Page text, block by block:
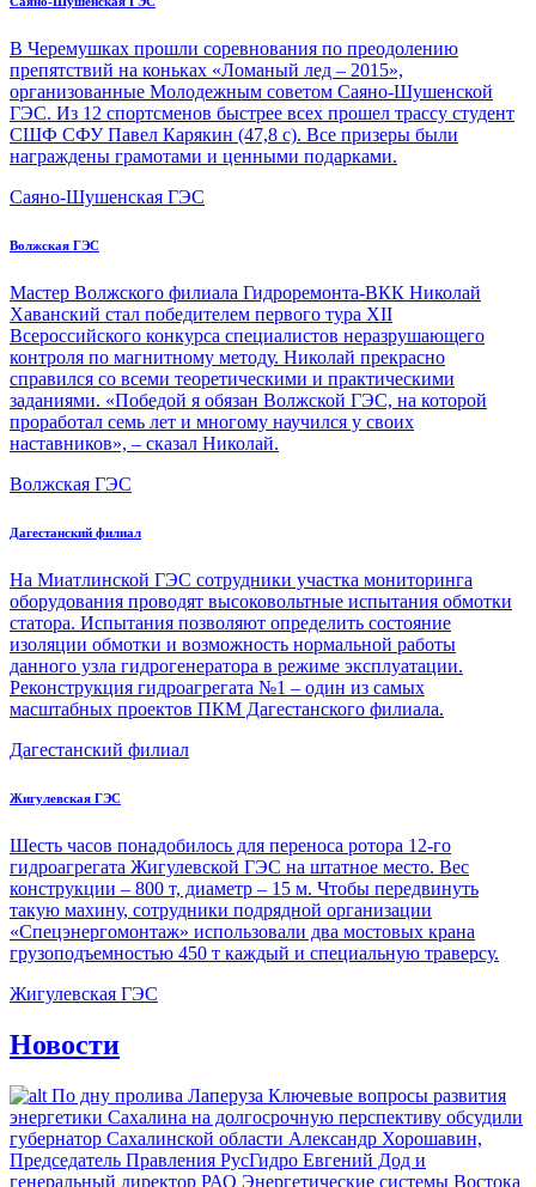
В Черемушках прошли соревнования по преодолению
препятствий на коньках «Ломаный лед – 2015»,
организованные Молодежным советом Саяно-Шушенской
ГЭС. Из 12 спортсменов быстрее всех прошел трассу студент
СШФ СФУ Павел ­Карякин (47,8 с). Все призеры были
награждены грамотами и ценными ­подарками.
Саяно-Шушенская ГЭС
Волжская ГЭС
Мастер Волжского филиала Гидроремонта-ВКК Николай
Хаванский стал победителем первого тура XII
Всероссийского конкурса специалистов неразрушающего
контроля по магнитному методу. Николай прекрасно
справился со всеми теоретическими и практическими
заданиями. «Победой я обязан Волжской ГЭС, на которой
проработал семь лет и многому научился у своих
наставников», – сказал Николай.
Волжская ГЭС
Дагестанский филиал
На Миатлинской ГЭС сотрудники участка мониторинга
оборудования проводят высоковольтные испытания обмотки
статора. Испытания позволяют определить состояние
изоляции обмотки и возможность нормальной работы
данного узла гидрогенератора в режиме эксплуатации.
Реконструкция гидроагрегата №1 – один из самых
масштабных проектов ПКМ Дагестанского филиала.
Дагестанский филиал
Жигулевская ГЭС
Шесть часов понадобилось для переноса ротора 12-го
гидроагрегата Жигулевской ГЭС на штатное место. Вес
конструкции – 800 т, диаметр – 15 м. Чтобы передвинуть
такую махину, сотрудники подрядной организации
«Спецэнергомонтаж» использовали два мостовых крана
грузоподъемностью 450 т каждый и специальную траверсу.
Жигулевская ГЭС
Новости
По дну проливa Лаперуза Ключевые вопросы развития
энергетики Сахалина на долгосрочную перспективу обсудили
губернатор Сахалинской области Александр Хорошавин,
Председатель Правления РусГидро Евгений Дод и
генеральный директор РАО Энергетические системы Востока